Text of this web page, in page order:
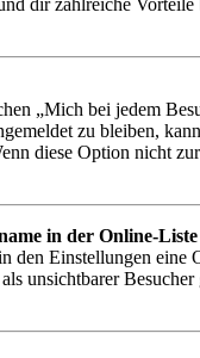
„Mich bei jedem
zu bleiben,
diese Option nicht
in der Online-
den Einstellungen
unsichtbarer Besucher